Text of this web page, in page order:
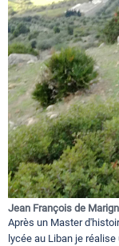
Jean François de
Après un Master
lycée au Liban je